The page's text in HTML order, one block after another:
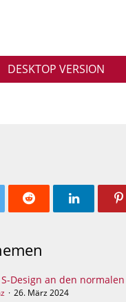
DESKTOP VERSION
Design an den
26. März 2024